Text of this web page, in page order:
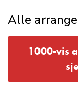
Alle
1000-vis